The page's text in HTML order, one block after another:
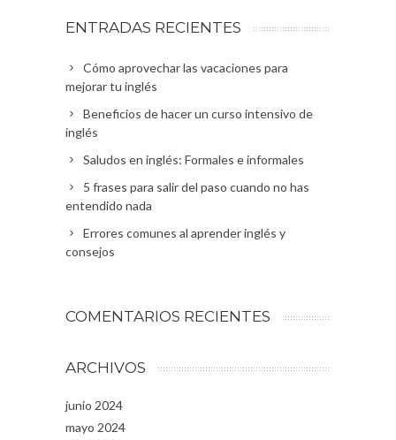
ENTRADAS RECIENTES
Cómo aprovechar las vacaciones para
mejorar tu inglés
Beneficios de hacer un curso intensivo de
inglés
Saludos en inglés: Formales e informales
5 frases para salir del paso cuando no has
entendido nada
Errores comunes al aprender inglés y
consejos
COMENTARIOS RECIENTES
ARCHIVOS
junio 2024
mayo 2024